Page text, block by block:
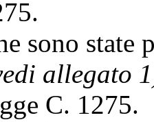
state
allegato
C. 1275.